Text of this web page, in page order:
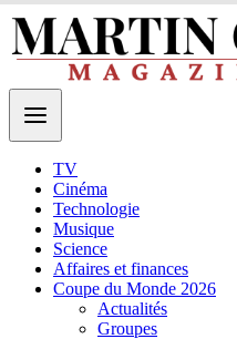
TV
Cinéma
Technologie
Musique
Science
Affaires et finances
Coupe du Monde 2026
Actualités
Groupes